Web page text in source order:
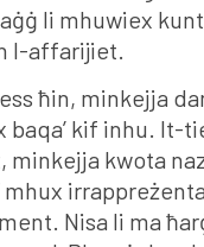
li mhuwiex
l-affarijiet.
ħin, minkejja
baqa’ kif inhu. It-
minkejja kwota
mhux
Nisa li ma